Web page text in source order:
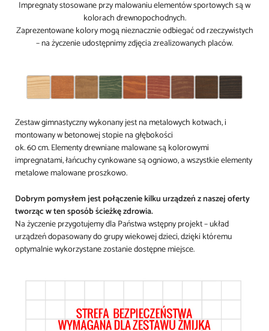
Impregnaty stosowane przy malowaniu elementów sportowych są w
kolorach drewnopochodnych.
Zaprezentowane kolory mogą nieznacznie odbiegać od rzeczywistych
– na życzenie udostępnimy zdjęcia zrealizowanych placów.
Zestaw gimnastyczny wykonany jest na metalowych kotwach, i
montowany w betonowej stopie na głębokości
ok. 60 cm. Elementy drewniane malowane są kolorowymi
impregnatami, łańcuchy cynkowane są ogniowo, a wszystkie elementy
metalowe malowane proszkowo.
Dobrym pomysłem jest połączenie kilku urządzeń z naszej oferty
tworząc w ten sposób ścieżkę zdrowia.
Na życzenie przygotujemy dla Państwa wstępny projekt – układ
urządzeń dopasowany do grupy wiekowej dzieci, dzięki któremu
optymalnie wykorzystane zostanie dostępne miejsce.